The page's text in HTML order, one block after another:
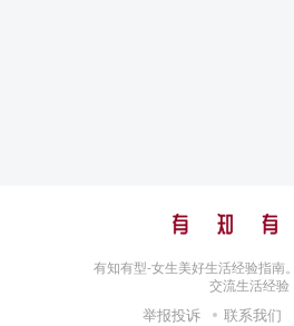
有知有型-女生美好生活经验指南
交流生活经验
举报投诉 联系我们